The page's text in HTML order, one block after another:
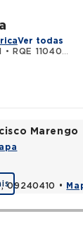
Ver todas
•
RQE 110409 - Cirurgia do aparelho digestivo
Marengo
09240410 •